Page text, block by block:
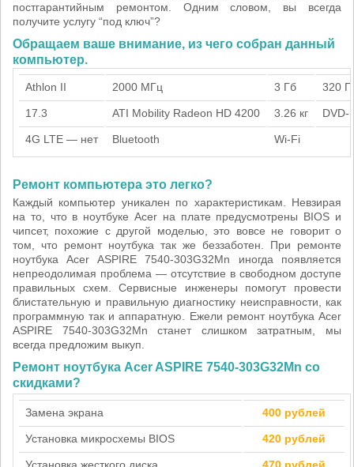
постгарантийным ремонтом. Одним словом, вы всегда
получите услугу “под ключ”?
Обращаем ваше внимание, из чего собран данный
компьютер.
Athlon II 2000 МГц 3 Гб 320
17.3 ATI Mobility Radeon HD 4200 3.26 кг DVD-
4G LTE — нет Bluetooth Wi-Fi
Ремонт компьютера это легко?
Каждый компьютер уникален по характеристикам. Невзирая
на то, что в ноутбуке Acer на плате предусмотрены BIOS и
чипсет, похожие с другой моделью, это вовсе не говорит о
том, что ремонт ноутбука так же беззаботен. При ремонте
ноутбука Acer ASPIRE 7540-303G32Mn иногда появляется
непреодолимая проблема — отсутствие в свободном доступе
правильных схем. Сервисные инженеры помогут провести
блистательную и правильную диагностику неисправности, как
программную так и аппаратную. Ежели ремонт ноутбука Acer
ASPIRE 7540-303G32Mn станет слишком затратным, мы
всегда предложим выкуп.
Ремонт ноутбука Acer ASPIRE 7540-303G32Mn со
скидками?
Замена экрана 400 рублей
Установка микросхемы BIOS 420 рублей